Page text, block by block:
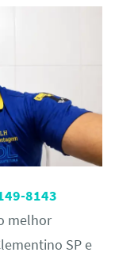
8143
melhor
SP e